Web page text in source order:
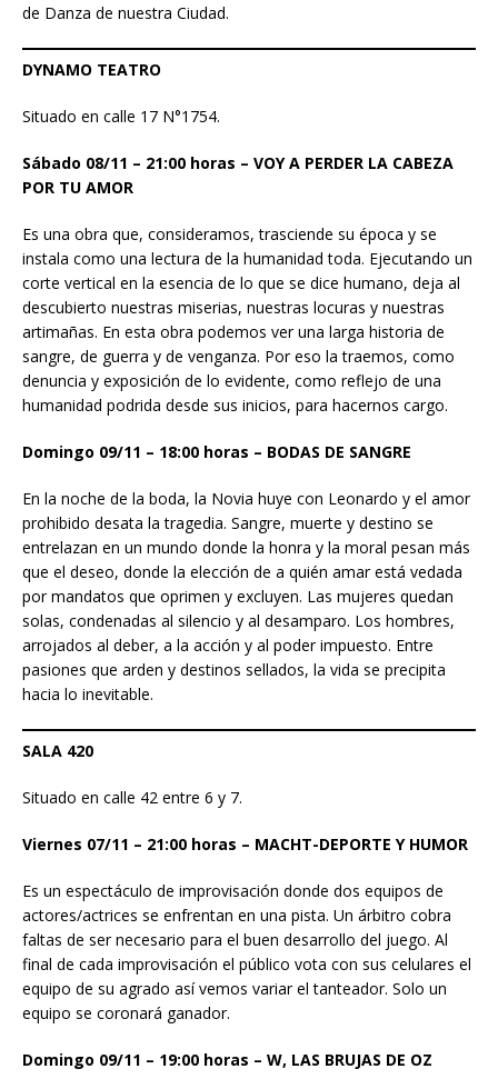
de Danza de nuestra Ciudad.
DYNAMO TEATRO
Situado en calle 17 N°1754.
Sábado 08/11 – 21:00 horas – VOY A PERDER LA CABEZA
POR TU AMOR
Es una obra que, consideramos, trasciende su época y se
instala como una lectura de la humanidad toda. Ejecutando un
corte vertical en la esencia de lo que se dice humano, deja al
descubierto nuestras miserias, nuestras locuras y nuestras
artimañas. En esta obra podemos ver una larga historia de
sangre, de guerra y de venganza. Por eso la traemos, como
denuncia y exposición de lo evidente, como reflejo de una
humanidad podrida desde sus inicios, para hacernos cargo.
Domingo 09/11 – 18:00 horas – BODAS DE SANGRE
En la noche de la boda, la Novia huye con Leonardo y el amor
prohibido desata la tragedia. Sangre, muerte y destino se
entrelazan en un mundo donde la honra y la moral pesan más
que el deseo, donde la elección de a quién amar está vedada
por mandatos que oprimen y excluyen. Las mujeres quedan
solas, condenadas al silencio y al desamparo. Los hombres,
arrojados al deber, a la acción y al poder impuesto. Entre
pasiones que arden y destinos sellados, la vida se precipita
hacia lo inevitable.
SALA 420
Situado en calle 42 entre 6 y 7.
Viernes 07/11 – 21:00 horas – MACHT-DEPORTE Y HUMOR
Es un espectáculo de improvisación donde dos equipos de
actores/actrices se enfrentan en una pista. Un árbitro cobra
faltas de ser necesario para el buen desarrollo del juego. Al
final de cada improvisación el público vota con sus celulares el
equipo de su agrado así vemos variar el tanteador. Solo un
equipo se coronará ganador.
Domingo 09/11 – 19:00 horas – W, LAS BRUJAS DE OZ